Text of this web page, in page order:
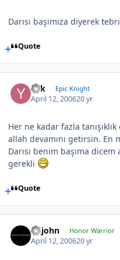
Darısı başımıza diyerek
Quote
Yek Epic Knight
April 12, 200620 yr
Her ne kadar fazla
allah devamını getirsin. En
Darısı benim başıma
gerekli
Quote
Alijohn Honor Warrior
April 12, 200620 yr